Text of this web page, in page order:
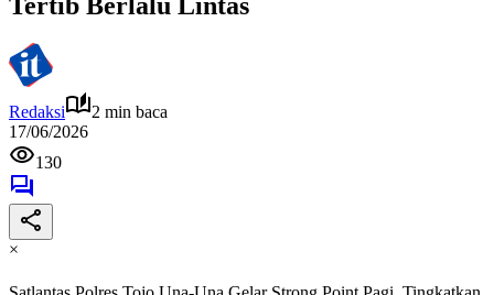
Redaksi
2 min baca
17/06/2026
130
×